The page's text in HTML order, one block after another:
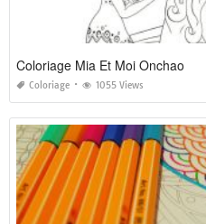
Coloriage Mia Et Moi Onchao
Coloriage 1055 Views